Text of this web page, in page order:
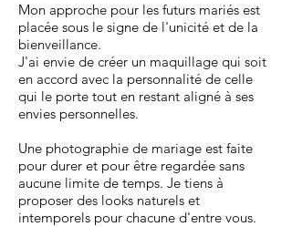
Mon approche pour les futurs mariés est
placée sous le signe de l'unicité et de la
bienveillance.
J'ai envie de créer un maquillage qui soit
en accord avec la personnalité de celle
qui le porte tout en restant aligné à ses
envies personnelles.
Une photographie de mariage est faite
pour durer et pour être regardée sans
aucune limite de temps. Je tiens à
proposer des looks naturels et
intemporels pour chacune d'entre vous.